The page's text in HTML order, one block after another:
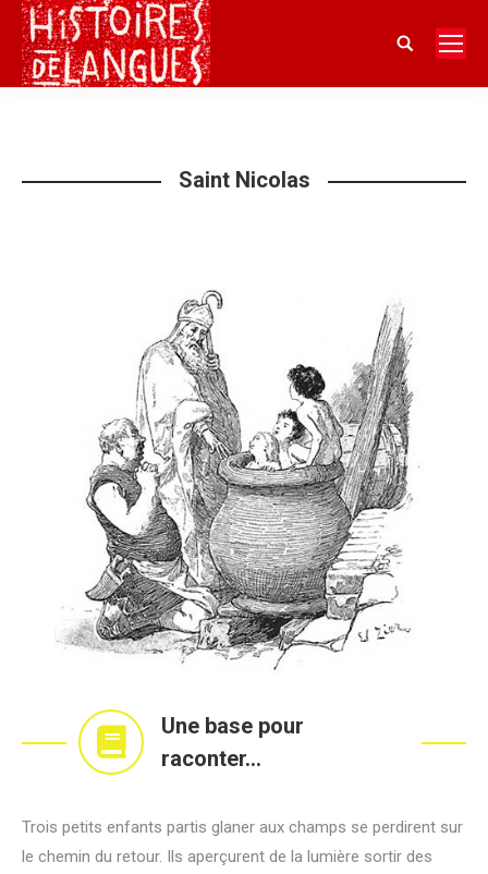
Search:
Saint Nicolas
Une base pour
raconter...
Trois petits enfants partis glaner aux champs se perdirent sur
le chemin du retour. Ils aperçurent de la lumière sortir des